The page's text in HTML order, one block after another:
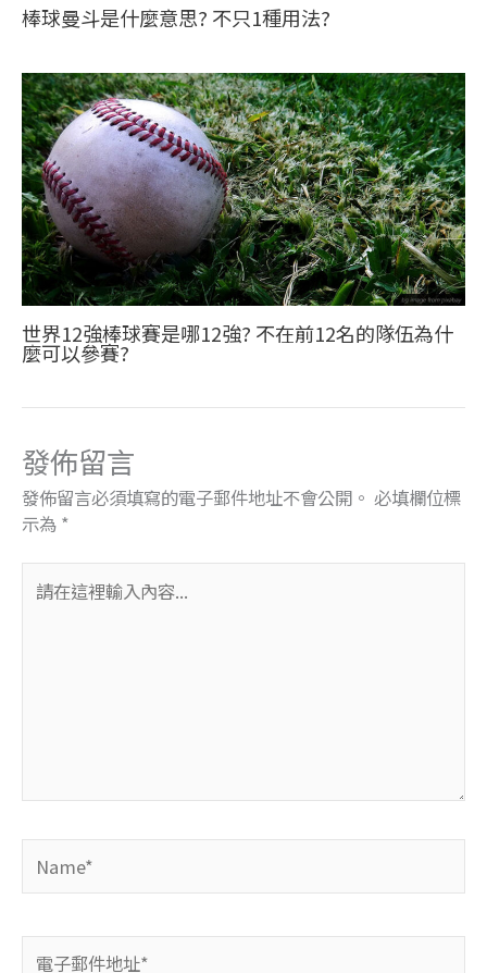
棒球曼斗是什麼意思? 不只1種用法?
世界12強棒球賽是哪12強? 不在前12名的隊伍為什
麼可以參賽?
發佈留言
發佈留言必須填寫的電子郵件地址不會公開。 必填欄位標
示為 *
在